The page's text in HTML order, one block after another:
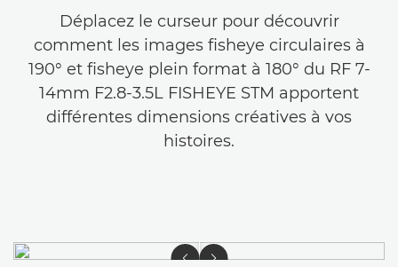
Déplacez le curseur pour découvrir
comment les images fisheye circulaires à
190° et fisheye plein format à 180° du RF 7-
14mm F2.8-3.5L FISHEYE STM apportent
différentes dimensions créatives à vos
histoires.